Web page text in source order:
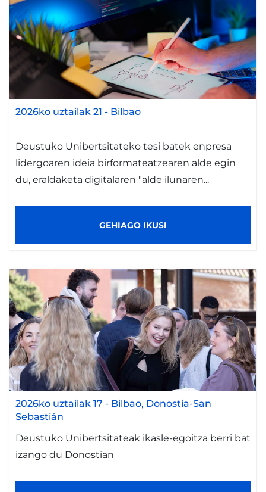
2026ko uztailak 21 - Bilbao
Deustuko Unibertsitateko tesi batek enpresa
lidergoaren ideia birformateatzearen alde egin
du, eraldaketa digitalaren "alde ilunaren...
GEHIAGO IKUSI
2026ko uztailak 17 - Bilbao Donostia-San
Sebastián
Deustuko Unibertsitateak ikasle-egoitza berri bat
izango du Donostian